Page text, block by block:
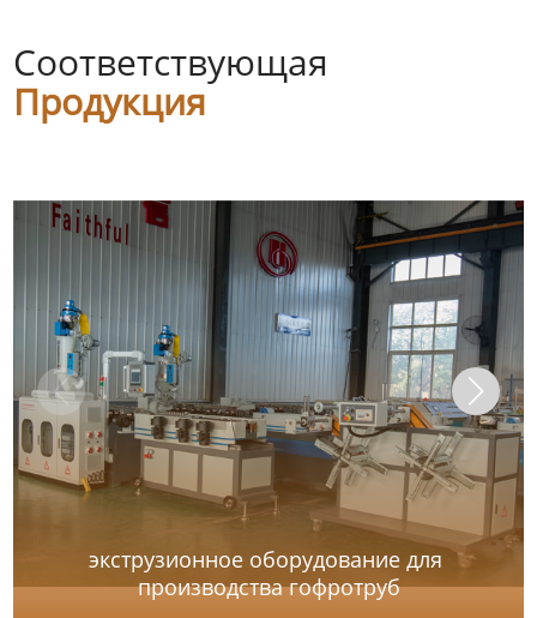
Соответствующая
Продукция
экструзионное оборудование для
производства гофротруб